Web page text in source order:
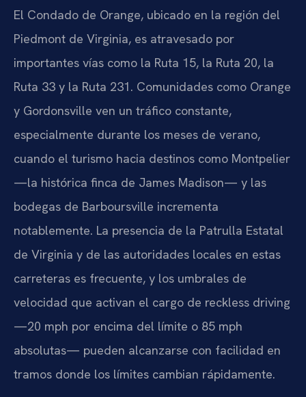
El Condado de Orange, ubicado en la región del
Piedmont de Virginia, es atravesado por
importantes vías como la Ruta 15, la Ruta 20, la
Ruta 33 y la Ruta 231. Comunidades como Orange
y Gordonsville ven un tráfico constante,
especialmente durante los meses de verano,
cuando el turismo hacia destinos como Montpelier
—la histórica finca de James Madison— y las
bodegas de Barboursville incrementa
notablemente. La presencia de la Patrulla Estatal
de Virginia y de las autoridades locales en estas
carreteras es frecuente, y los umbrales de
velocidad que activan el cargo de reckless driving
—20 mph por encima del límite o 85 mph
absolutas— pueden alcanzarse con facilidad en
tramos donde los límites cambian rápidamente.